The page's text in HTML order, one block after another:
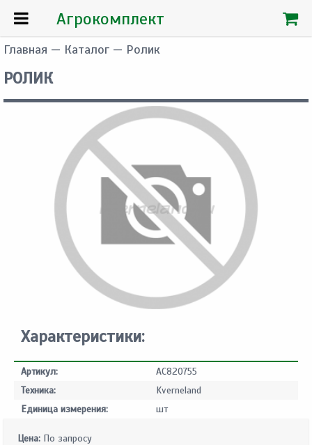
Главная — Каталог — Ролик
РОЛИК
Характеристики:
Артикул:
AC820755
Техника:
Kverneland
Единица измерения:
шт
Цена: По запросу
Агрокомплект